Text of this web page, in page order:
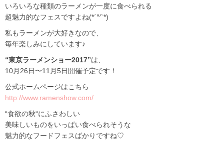
いろいろな種類のラーメンが一度に食べられる
超魅力的なフェスですよね(*´꒳`*)
私もラーメンが大好きなので、
毎年楽しみにしています♪
“東京ラーメンショー2017”は、
10月26日〜11月5日開催予定です！
公式ホームページはこちら
http://www.ramenshow.com/
“食欲の秋“にふさわしい
美味しいものをいっぱい食べられそうな
魅力的なフードフェスばかりですね♡